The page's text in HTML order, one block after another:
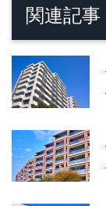
関連記事